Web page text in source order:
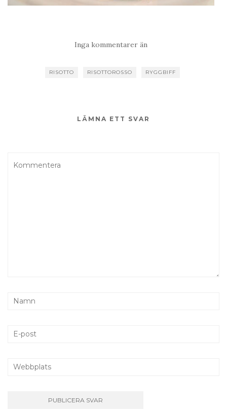
Inga kommentarer än
RISOTTO RISOTTOROSSO RYGGBIFF
LÄMNA ETT SVAR